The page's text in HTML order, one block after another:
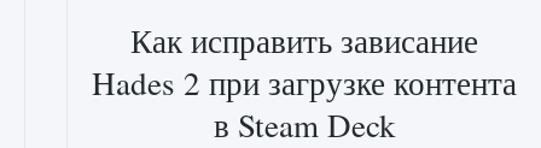
Как исправить зависание
Hades 2 при загрузке контента
в Steam Deck